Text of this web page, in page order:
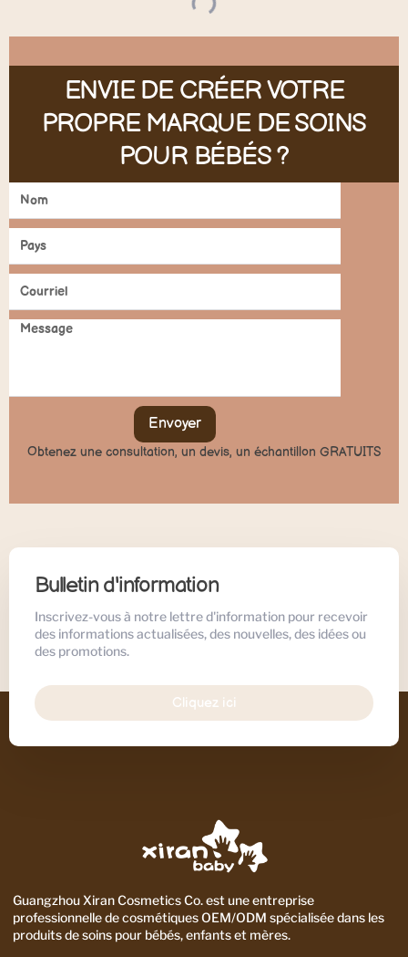
ENVIE DE CRÉER VOTRE
PROPRE MARQUE DE SOINS
POUR BÉBÉS ?
Envoyer
Obtenez une consultation, un devis, un échantillon GRATUITS
Bulletin d'information
Inscrivez-vous à notre lettre d'information pour recevoir
des informations actualisées, des nouvelles, des idées ou
des promotions.
Cliquez ici
Guangzhou Xiran Cosmetics Co. est une entreprise
professionnelle de cosmétiques OEM/ODM spécialisée dans les
produits de soins pour bébés, enfants et mères.